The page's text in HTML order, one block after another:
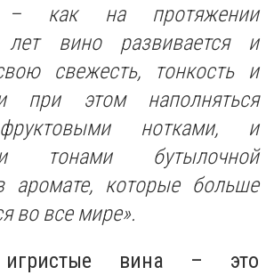
– как на протяжении
лет вино развивается и
свежесть, тонкость и
при этом наполняться
нотками, и
тонами бутылочной
аромате, которые больше
во все мире».
игристые вина – это